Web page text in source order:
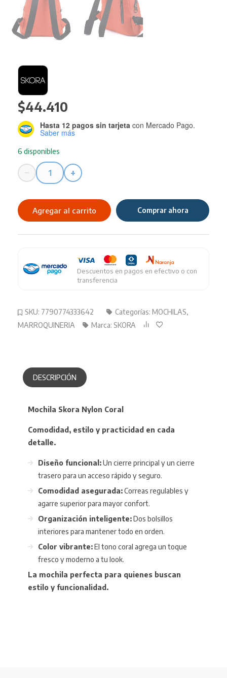
$44.410
6 disponibles
Hasta 12 pagos sin tarjeta con Mercado Pago.
Saber más
−
Mochila
Clasic
Everday
+
Agregar al carrito Comprar ahora
SKU: 7790774333642 Categorías: MOCHILAS,
MARROQUINERIA
Marca: SKORA
Descuentos en pagos en efectivo o con
transferencia
DESCRIPCIÓN
Mochila Skora Nylon Coral
Comodidad, estilo y practicidad en cada
detalle.
Diseño funcional:Un cierre principal y un cierre
trasero para un acceso rápido y seguro.
Comodidad asegurada:Correas regulables y
agarre superior para mayor confort.
Organización inteligente:Dos bolsillos
interiores para mantener todo en orden.
Color vibrante:El tono coral agrega un toque
fresco y moderno a tu look.
La mochila perfecta para quienes buscan
estilo y funcionalidad.